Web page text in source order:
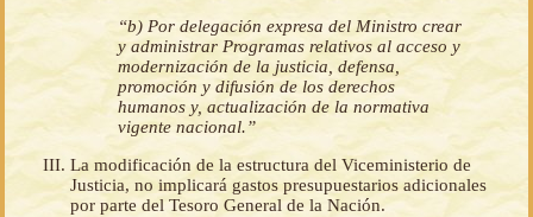
“b) Por delegación expresa del Ministro crear
y administrar Programas relativos al acceso y
modernización de la justicia, defensa,
promoción y difusión de los derechos
humanos y, actualización de la normativa
vigente nacional.”
La modificación de la estructura del Viceministerio de
Justicia, no implicará gastos presupuestarios adicionales
por parte del Tesoro General de la Nación.